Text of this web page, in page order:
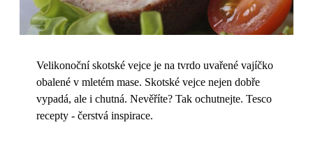
Velikonoční skotské vejce je na tvrdo uvařené vajíčko
obalené v mletém mase. Skotské vejce nejen dobře
vypadá, ale i chutná. Nevěříte? Tak ochutnejte. Tesco
recepty - čerstvá inspirace.